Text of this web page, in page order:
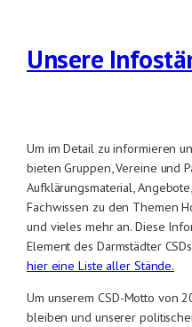
Unsere
Um im Detail zu informieren
bieten Gruppen, Vereine und
Aufklärungsmaterial,
Fachwissen zu den Themen
und vieles mehr an. Diese
Element des Darmstädter
hier eine Liste aller Stände.
Um unserem CSD-Motto von
bleiben und unserer